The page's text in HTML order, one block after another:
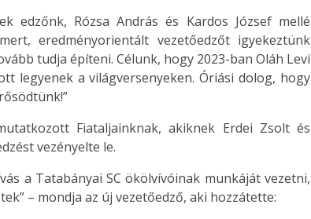
edzőnk, Rózsa András és Kardos József mellé
eredményorientált vezetőedzőt igyekeztünk
tudja építeni. Célunk, hogy 2023-ban Oláh Levi
legyenek a világversenyeken. Óriási dolog, hogy
Fiataljainknak, akiknek Erdei Zsolt és
vezényelte le.
a Tatabányai SC ökölvívóinak munkáját vezetni,
– mondja az új vezetőedző, aki hozzátette: